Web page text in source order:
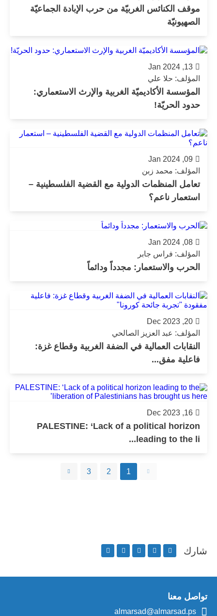
موقف الكنائس الغربيّة من حرب الإبادة الجماعيّة
الصهيونيّة
13, Jan 2024
المؤلف: حلا علي
المؤسسة الأكاديميّة الغربية والإرث الاستعماري:
حدود الحريّة!
09, Jan 2024
المؤلف: محمد زبن
تعامل المنظمات الدولية مع القضية الفلسطينية –
استعمار ناعم؟
08, Jan 2024
المؤلف: فراس جابر
الحرب والاستعمار: مجدداً ودائماً
20, Dec 2023
المؤلف: عبد العزيز الصالحي
النقابات العمالية في الضفة الغربية وقطاع غزة:
فاعلية مفق...
16, Dec 2023
PALESTINE: ‘Lack of a political horizon
leading to the li...
1
2
3
شارك
تواصل معنا
almarsad@almarsad.ps